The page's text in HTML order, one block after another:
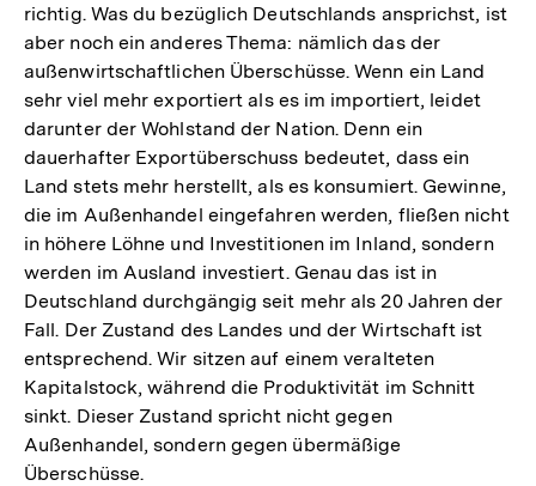
richtig. Was du bezüglich Deutschlands ansprichst, ist
aber noch ein anderes Thema: nämlich das der
außenwirtschaftlichen Überschüsse. Wenn ein Land
sehr viel mehr exportiert als es im importiert, leidet
darunter der Wohlstand der Nation. Denn ein
dauerhafter Exportüberschuss bedeutet, dass ein
Land stets mehr herstellt, als es konsumiert. Gewinne,
die im Außenhandel eingefahren werden, fließen nicht
in höhere Löhne und Investitionen im Inland, sondern
werden im Ausland investiert. Genau das ist in
Deutschland durchgängig seit mehr als 20 Jahren der
Fall. Der Zustand des Landes und der Wirtschaft ist
entsprechend. Wir sitzen auf einem veralteten
Kapitalstock, während die Produktivität im Schnitt
sinkt. Dieser Zustand spricht nicht gegen
Außenhandel, sondern gegen übermäßige
Überschüsse.